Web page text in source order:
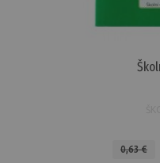
0,63 €